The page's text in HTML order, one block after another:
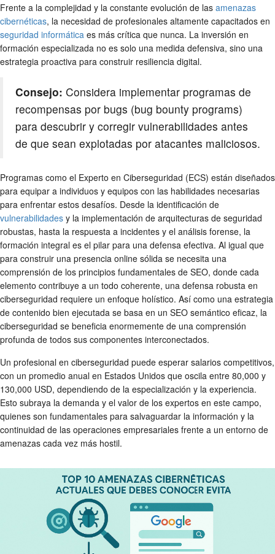
Frente a la complejidad y la constante evolución de las amenazas
cibernéticas, la necesidad de profesionales altamente capacitados en
seguridad informática es más crítica que nunca. La inversión en
formación especializada no es solo una medida defensiva, sino una
estrategia proactiva para construir resiliencia digital.
Consejo: Considera implementar programas de
recompensas por bugs (bug bounty programs)
para descubrir y corregir vulnerabilidades antes
de que sean explotadas por atacantes maliciosos.
Programas como el Experto en Ciberseguridad (ECS) están diseñados
para equipar a individuos y equipos con las habilidades necesarias
para enfrentar estos desafíos. Desde la identificación de
vulnerabilidades y la implementación de arquitecturas de seguridad
robustas, hasta la respuesta a incidentes y el análisis forense, la
formación integral es el pilar para una defensa efectiva. Al igual que
para construir una presencia online sólida se necesita una
comprensión de los principios fundamentales de SEO, donde cada
elemento contribuye a un todo coherente, una defensa robusta en
ciberseguridad requiere un enfoque holístico. Así como una estrategia
de contenido bien ejecutada se basa en un SEO semántico eficaz, la
ciberseguridad se beneficia enormemente de una comprensión
profunda de todos sus componentes interconectados.
Un profesional en ciberseguridad puede esperar salarios competitivos,
con un promedio anual en Estados Unidos que oscila entre 80,000 y
130,000 USD, dependiendo de la especialización y la experiencia.
Esto subraya la demanda y el valor de los expertos en este campo,
quienes son fundamentales para salvaguardar la información y la
continuidad de las operaciones empresariales frente a un entorno de
amenazas cada vez más hostil.